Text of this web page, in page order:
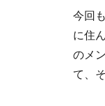
今回
に住
のメ
て、